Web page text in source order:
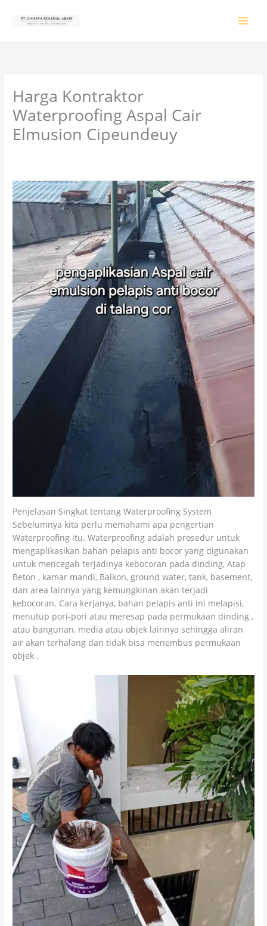
Harga Kontraktor
Waterproofing Aspal Cair
Elmusion Cipeundeuy
Penjelasan Singkat tentang Waterproofing System
Sebelumnya kita perlu memahami apa pengertian
Waterproofing itu. Waterproofing adalah prosedur untuk
mengaplikasikan bahan pelapis anti bocor yang digunakan
untuk mencegah terjadinya kebocoran pada dinding, Atap
Beton , kamar mandi, Balkon, ground water, tank, basement,
dan area lainnya yang kemungkinan akan terjadi
kebocoran. Cara kerjanya, bahan pelapis anti ini melapisi,
menutup pori-pori atau meresap pada permukaan dinding ,
atau bangunan, media atau objek lainnya sehingga aliran
air akan terhalang dan tidak bisa menembus permukaan
objek .